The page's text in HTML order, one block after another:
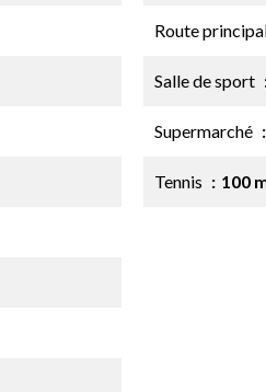
Route
Salle de sport
Supermarché
Tennis 100